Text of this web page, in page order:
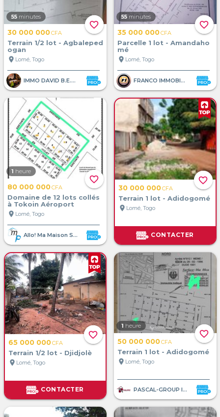
favorite_border
55 minutes
30 000 000CFA
Terrain 1/2 lot - Agbaleped
ogan
location_on Lomé, Togo
IMMO DAVID B.E.A.M
favorite_border
55 minutes
35 000 000CFA
Parcelle 1 lot - Amandaho
mé
location_on Lomé, Togo
FRANCO IMMOBILIER
favorite_border
1 heure
80 000 000CFA
Domaine de 12 lots collés
à Tokoin Aéroport
location_on Lomé, Togo
Allo! Ma Maison SARL
favorite_border
30 000 000CFA
Terrain 1 lot - Adidogomé
location_on Lomé, Togo
CONTACTER
favorite_border
65 000 000CFA
Terrain 1/2 lot - Djidjolè
location_on Lomé, Togo
CONTACTER
favorite_border
1 heure
50 000 000CFA
Terrain 1 lot - Adidogomé
location_on Lomé, Togo
PASCAL-GROUP IMMOBILIER